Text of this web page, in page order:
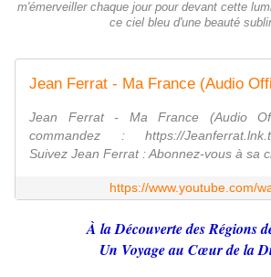
m'émerveiller chaque jour pour devant cette
ce ciel bleu d'une beauté
Jean Ferrat - Ma France (Audio
Jean Ferrat - Ma France (Audio
commandez : https://
Suivez Jean Ferrat : Abonnez-vous à sa
https://www.youtube.com/
À la Découverte des Régions
Un Voyage au Cœur de la